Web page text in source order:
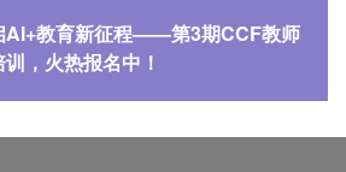
AI+教育新征程——第3期CCF教师
，火热报名中！